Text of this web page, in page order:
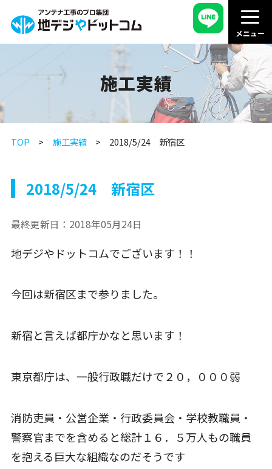
施工実績
TOP 施工実績 2018/5/24 新宿区
2018/5/24 新宿区
最終更新日： 2018年05月24日
地デジやドットコムでございます！！
今回は新宿区まで参りました。
新宿と言えば都庁かなと思います！
東京都庁は、一般行政職だけで２０，０００弱
消防吏員・公営企業・行政委員会・学校教職員・
警察官までを含めると総計１６．５万人もの職員
を抱える巨大な組織なのだそうです